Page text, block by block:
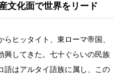
文化面で世界をリード
ヒッタイト、東ローマ帝国、
興してきた。七十ぐらいの民族
語はアルタイ語族に属し、この